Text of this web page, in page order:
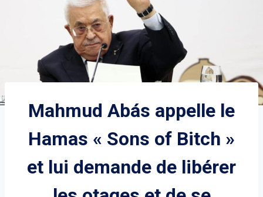
Mahmud Abás appelle le
Hamas « Sons of Bitch »
et lui demande de libérer